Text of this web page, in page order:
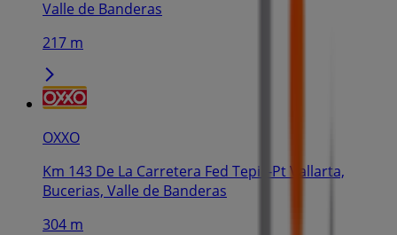
Valle de Banderas
217 m
OXXO
Km 143 De La Carretera Fed Tepic-Pt Vallarta,
Bucerias, Valle de Banderas
304 m